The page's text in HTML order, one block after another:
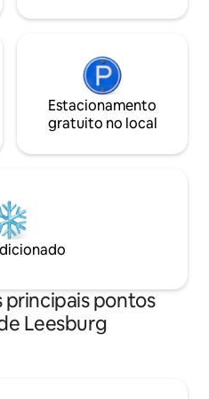
Estacionamento
gratuito no local
pontos
Leesburg